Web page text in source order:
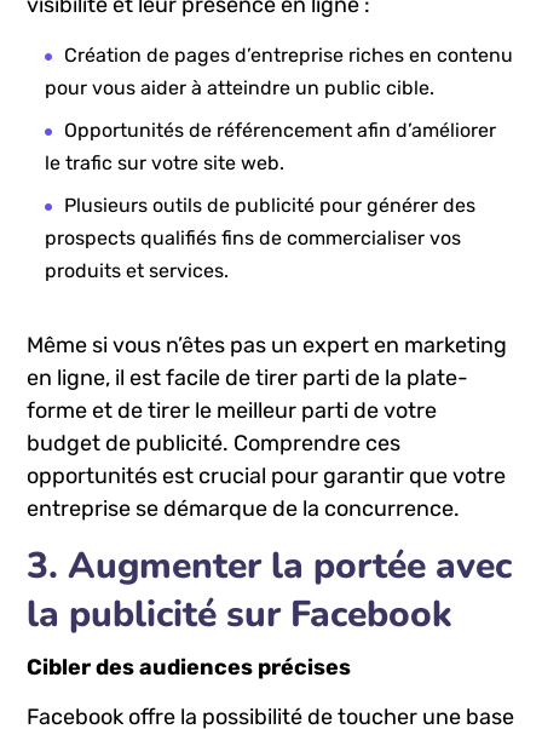
Facebook ‌dispose de différentes⁢ fonctionnalités
pour⁣ aider⁢ les entreprises à améliorer leur
visibilité et leur ⁤présence en ligne :
Création de pages d’entreprise riches en contenu
pour vous aider à atteindre ⁤un public cible.
Opportunités de référencement afin d’améliorer
le trafic sur⁣ votre site web.
Plusieurs outils de publicité pour générer des ​
produits ‍et services.
Même si⁤ vous n’êtes⁤ pas un expert ‍en marketing‍
en ligne, il‌ est facile de tirer parti de la plate-
forme et de tirer le meilleur parti de votre
budget de publicité. Comprendre ces
opportunités est crucial pour garantir que votre
entreprise se démarque de ⁢la concurrence.
3. Augmenter la portée avec
⁣la ​publicité sur‍ Facebook